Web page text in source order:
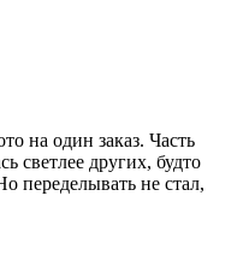
на один заказ. Часть
светлее других, будто
переделывать не стал,